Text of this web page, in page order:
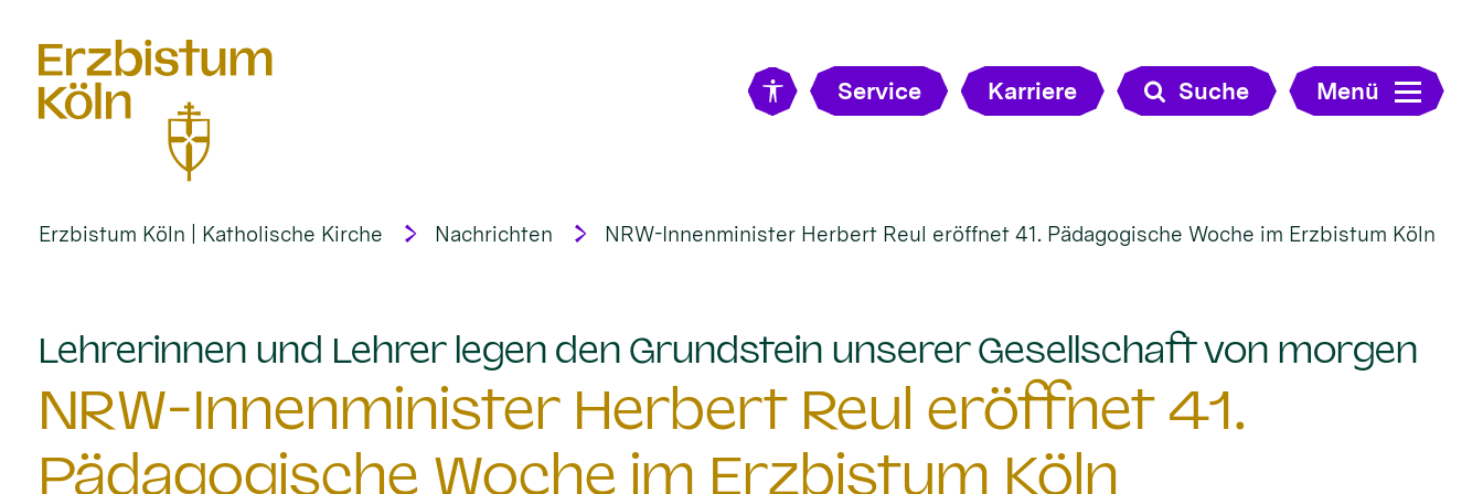
Service Karriere Suche Menü
Erzbistum Köln | Katholische Kirche Nachrichten NRW-Innenminister Herbert Reul eröffnet 41. Pädagogische Woche im Erzbistum Köln
Lehrerinnen und Lehrer legen den Grundstein unserer Gesellschaft von morgen
NRW-Innenminister Herbert Reul eröffnet 41.
Pädagogische Woche im Erzbistum Köln